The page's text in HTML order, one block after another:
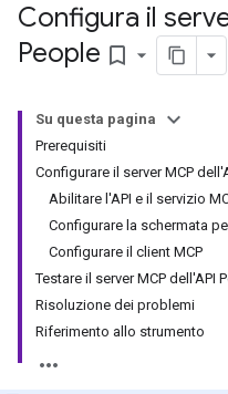
Configura il
People bookmark_border
Su questa pagina
Prerequisiti
Configurare il server MCP
Abilitare l'API e il servizio
Configurare la schermata
Configurare il client MCP
Testare il server MCP dell'API
Risoluzione dei problemi
Riferimento allo strumento